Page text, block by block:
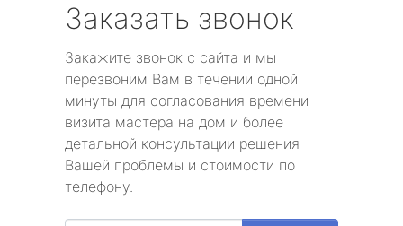
Заказать звонок
Закажите звонок с сайта и мы
перезвоним Вам в течении одной
минуты для согласования времени
визита мастера на дом и более
детальной консультации решения
Вашей проблемы и стоимости по
телефону.